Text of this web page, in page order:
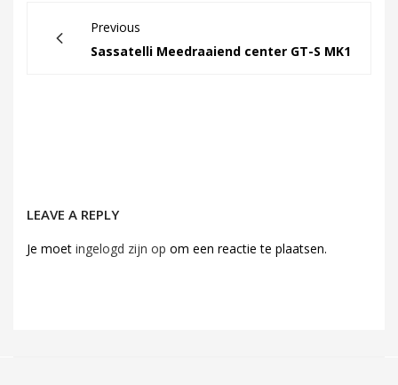
Previous
Sassatelli Meedraaiend center GT-S MK1
LEAVE A REPLY
Je moet ingelogd zijn op om een reactie te plaatsen.